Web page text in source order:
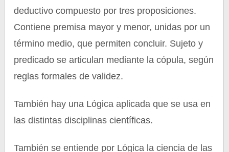
deductivo compuesto por tres proposiciones.
Contiene premisa mayor y menor, unidas por un
término medio, que permiten concluir. Sujeto y
predicado se articulan mediante la cópula, según
reglas formales de validez.
También hay una Lógica aplicada que se usa en
las distintas disciplinas científicas.
También se entiende por Lógica la ciencia de las